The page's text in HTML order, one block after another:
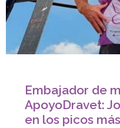
Embajador de
ApoyoDravet:
en los picos